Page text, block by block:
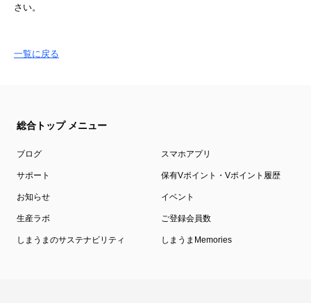
さい。
一覧に戻る
総合トップ メニュー
ブログ スマホアプリ
サポート 保有Vポイント・Vポイント履歴
お知らせ イベント
生産ラボ ご登録会員数
しまうまのサステナビリティ しまうまMemories